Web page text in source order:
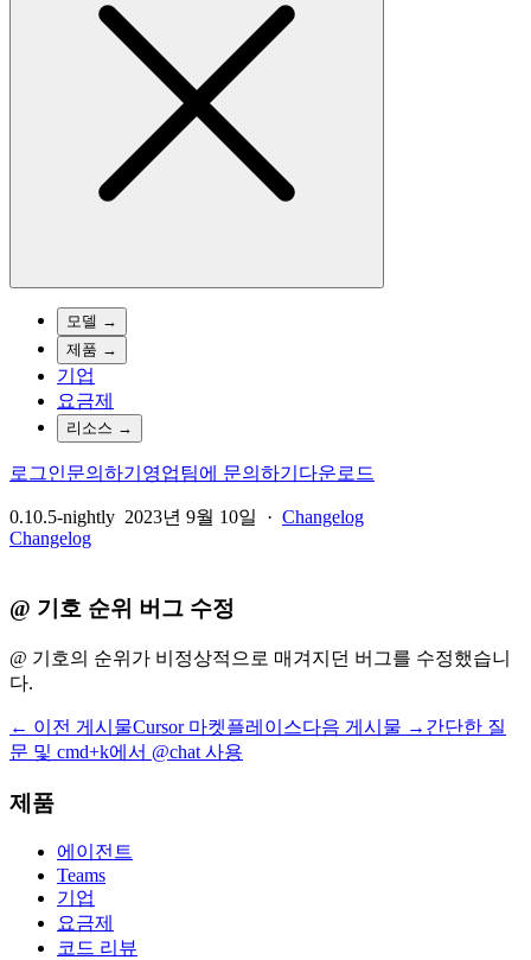
모델 →
제품 →
기업
요금제
리소스 →
로그인문의하기 영업팀에 문의하기 다운로드
0.10.5-nightly 2023년 9월 10일 · Changelog
Changelog
@ 기호 순위 버그 수정
@ 기호의 순위가 비정상적으로 매겨지던 버그를 수정했습니
다.
← 이전 게시물Cursor 마켓플레이스다음 게시물 → 간단한 질
문 및 cmd+k에서 @chat 사용
제품
에이전트
Teams
기업
요금제
코드 리뷰